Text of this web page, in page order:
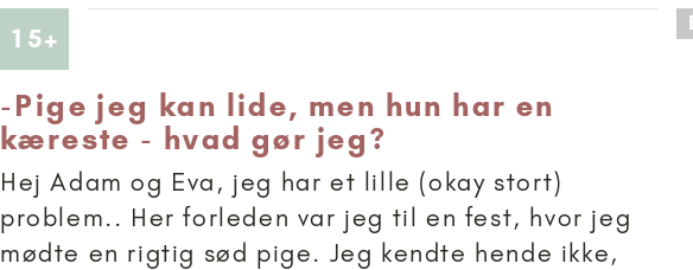
15+
-Pige jeg kan lide, men hun har en
kæreste - hvad gør jeg?
Hej Adam og Eva, jeg har et lille (okay stort)
problem.. Her forleden var jeg til en fest, hvor jeg
mødte en rigtig sød pige. Jeg kendte hende ikke,